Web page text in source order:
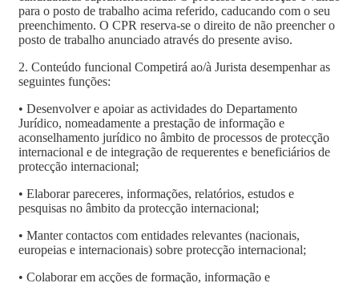
para o posto de trabalho acima referido, caducando com o seu
preenchimento. O CPR reserva-se o direito de não preencher o
posto de trabalho anunciado através do presente aviso.
2. Conteúdo funcional Competirá ao/à Jurista desempenhar as
seguintes funções:
• Desenvolver e apoiar as actividades do Departamento
Jurídico, nomeadamente a prestação de informação e
aconselhamento jurídico no âmbito de processos de protecção
internacional e de integração de requerentes e beneficiários de
protecção internacional;
• Elaborar pareceres, informações, relatórios, estudos e
pesquisas no âmbito da protecção internacional;
• Manter contactos com entidades relevantes (nacionais,
europeias e internacionais) sobre protecção internacional;
• Colaborar em acções de formação, informação e